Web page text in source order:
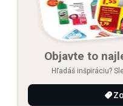
Objavte to
Hľadáš inšpiráciu?